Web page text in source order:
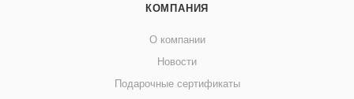
КОМПАНИЯ
О компании
Новости
Подарочные сертификаты